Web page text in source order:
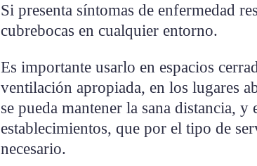
Si presenta síntomas de enfermedad
cubrebocas en cualquier entorno.
Es importante usarlo en espacios
ventilación apropiada, en los lugares
se pueda mantener la sana distancia, y
establecimientos, que por el tipo de
necesario.